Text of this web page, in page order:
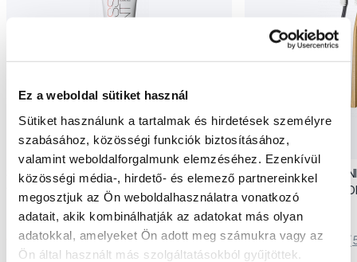
Ez a weboldal sütiket használ
Sütiket használunk a tartalmak és hirdetések személyre
szabásához, közösségi funkciók biztosításához,
valamint weboldalforgalmunk elemzéséhez. Ezenkívül
közösségi média-, hirdető- és elemező partnereinkkel
megosztjuk az Ön weboldalhasználatra vonatkozó
adatait, akik kombinálhatják az adatokat más olyan
adatokkal, amelyeket Ön adott meg számukra vagy az
Ön által használt más szolgáltatásokból gyűjtöttek.
Akció
SWISSDENT EXTREME intenzív fehérítő
fogkrém, 100 ml
5 990 Ft
5,0/5 (820x)
Akció
SWISSDENT
(2+1 ingyen) - ST.
3 990 Ft
5,0